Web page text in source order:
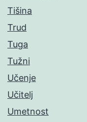
Tišina
Trud
Tuga
Tužni
Učenje
Učitelj
Umetnost